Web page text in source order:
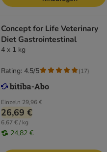
Concept for Life Veterinary
Diet Gastrointestinal
4 x 1 kg
Einzeln 29,96 €
26,69 €
6,67 € / kg
24,82 €
Rating: 4.5/5 (17)